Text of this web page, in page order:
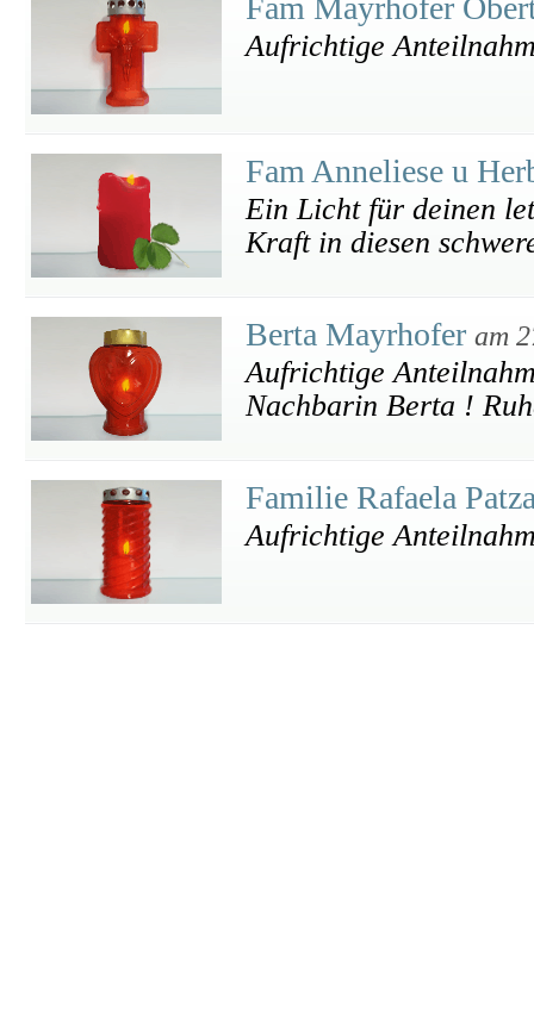
Fam Mayrhofer
Aufrichtige
Fam Anneliese u
Ein Licht für deinen
Kraft in diesen
Berta Mayrhofer am
Aufrichtige
Nachbarin Berta !
Familie Rafaela
Aufrichtige